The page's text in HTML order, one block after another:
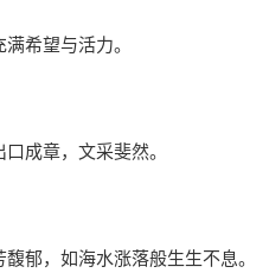
希望与活力。
成章，文采斐然。
郁，如海水涨落般生生不息。